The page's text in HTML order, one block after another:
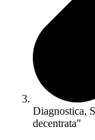
Diagnostica,
decentrata"